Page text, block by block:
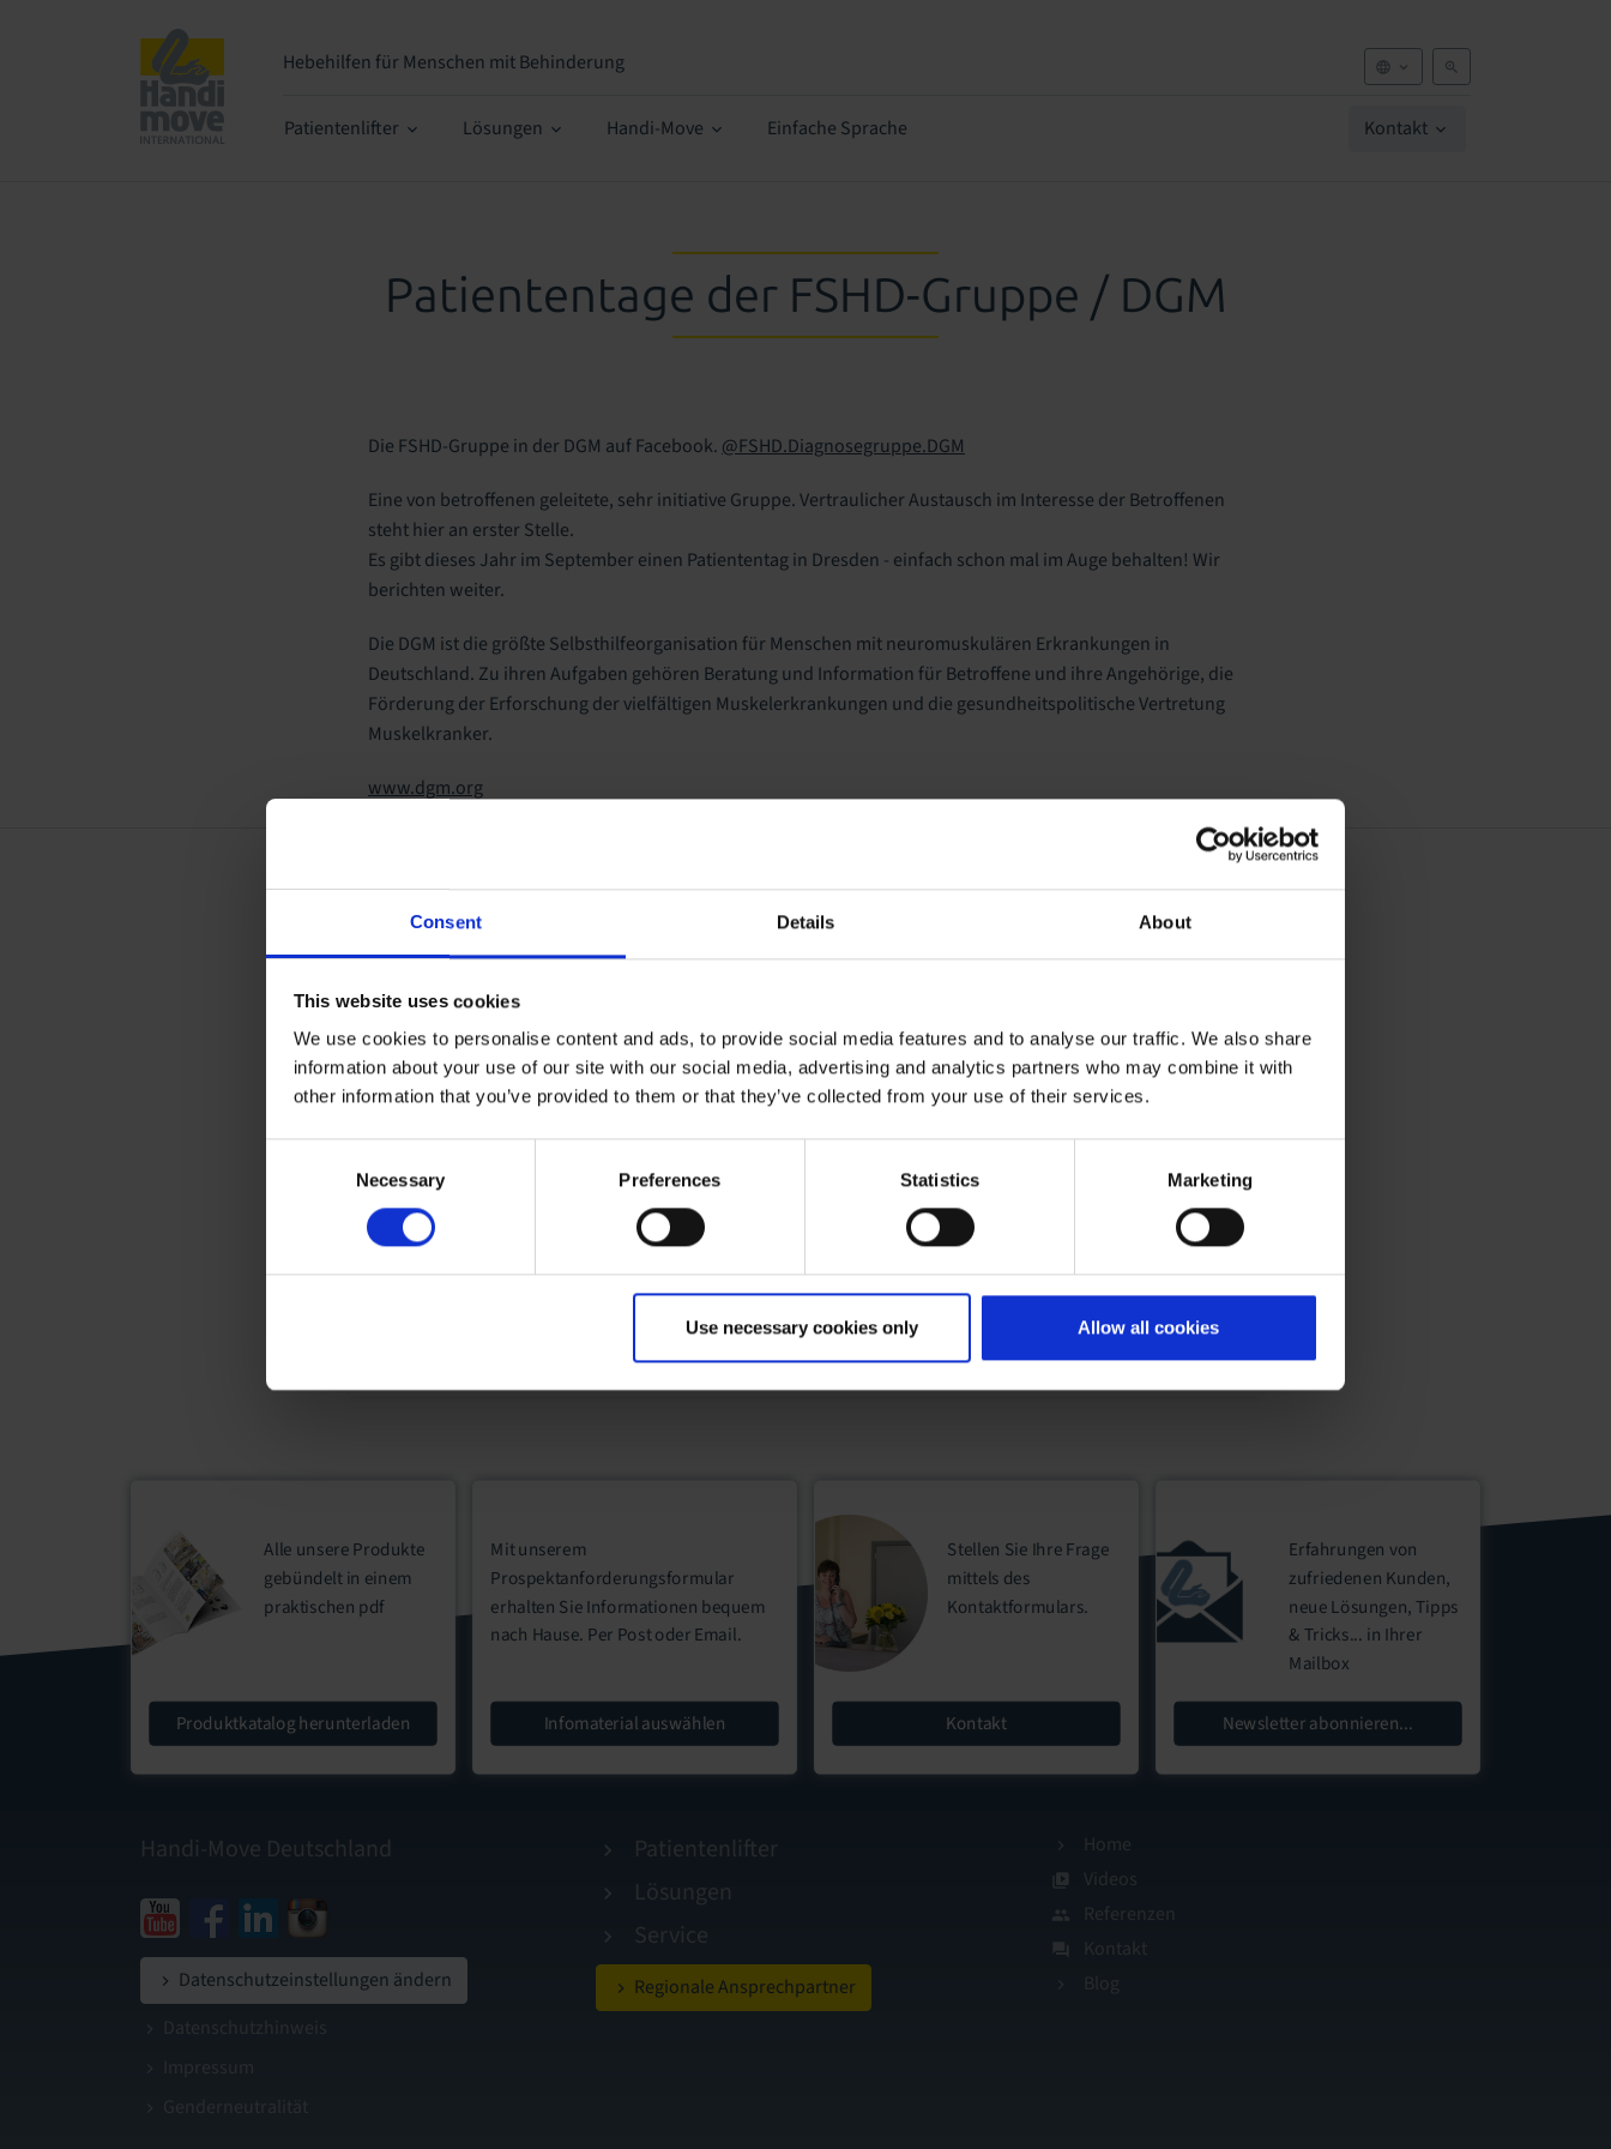
Consent Details About
This website uses cookies
We use cookies to personalise content and ads, to provide social media features and to analyse our traffic. We also share
information about your use of our site with our social media, advertising and analytics partners who may combine it with
other information that you’ve provided to them or that they’ve collected from your use of their services.
Necessary Preferences Statistics Marketing
Use necessary cookies only Allow all cookies
Hebehilfen für Menschen mit Behinderung
Patientenlifter Lösungen Handi-Move Einfache Sprache Kontakt
Patiententage der FSHD-Gruppe / DGM
Die FSHD-Gruppe in der DGM auf Facebook. @FSHD.Diagnosegruppe.DGM
Eine von betroffenen geleitete, sehr initiative Gruppe. Vertraulicher Austausch im Interesse der Betroffenen
steht hier an erster Stelle.
Es gibt dieses Jahr im September einen Patiententag in Dresden - einfach schon mal im Auge behalten! Wir
berichten weiter.
Die DGM ist die größte Selbsthilfeorganisation für Menschen mit neuromuskulären Erkrankungen in
Deutschland. Zu ihren Aufgaben gehören Beratung und Information für Betroffene und ihre Angehörige, die
Förderung der Erforschung der vielfältigen Muskelerkrankungen und die gesundheitspolitische Vertretung
Muskelkranker.
www.dgm.org
Alle unsere Produkte
gebündelt in einem
praktischen pdf
Produktkatalog herunterladen
Mit unserem
Prospektanforderungsformular
erhalten Sie Informationen bequem
nach Hause. Per Post oder Email.
Infomaterial auswählen
Stellen Sie Ihre Frage
mittels des
Kontaktformulars.
Kontakt
Erfahrungen von
zufriedenen Kunden,
neue Lösungen, Tipps
& Tricks... in Ihrer
Mailbox
Newsletter abonnieren...
Handi-Move Deutschland
Datenschutzeinstellungen ändern
Datenschutzhinweis
Patientenlifter
Lösungen
Service
Regionale Ansprechpartner
Home
Videos
Referenzen
Kontakt
Blog